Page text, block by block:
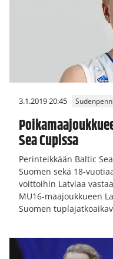
3.1.2019 20:45
Sea Cupissa
Perinteikkään Baltic
Suomen sekä 18-
voittoihin Latviaa
MU16-maajoukkueen
Suomen